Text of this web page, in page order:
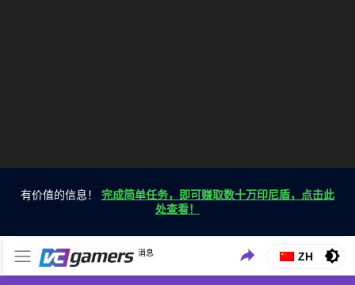
有价值的信息！ 完成简单任务，即可赚取数十万印尼盾，点击此
处查看！
VC游戏新闻
消息
仅在 VCGamers 获取最新的游戏新闻
ZH